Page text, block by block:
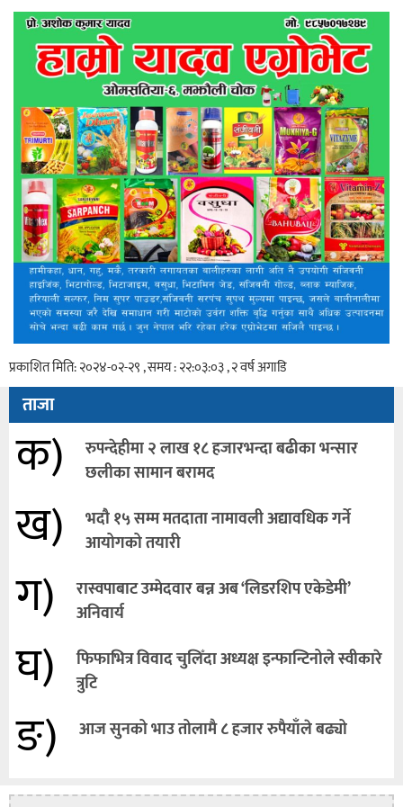
प्रकाशित मिति: २०२४-०२-२९ , समय : २२:०३:०३ , २ वर्ष अगाडि
ताजा
क)
रुपन्देहीमा २ लाख १८ हजारभन्दा बढीका भन्सार
छलीका सामान बरामद
ख)
भदौ १५ सम्म मतदाता नामावली अद्यावधिक गर्ने
आयोगको तयारी
ग)
रास्वपाबाट उम्मेदवार बन्न अब ‘लिडरशिप एकेडेमी’
अनिवार्य
घ)
फिफाभित्र विवाद चुलिँदा अध्यक्ष इन्फान्टिनोले स्वीकारे
त्रुटि
ङ) आज सुनको भाउ तोलामै ८ हजार रुपैयाँले बढ्यो